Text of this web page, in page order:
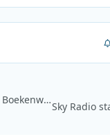
Het Groot Nationaal Boekenweekontbijt op NPO Radio 4